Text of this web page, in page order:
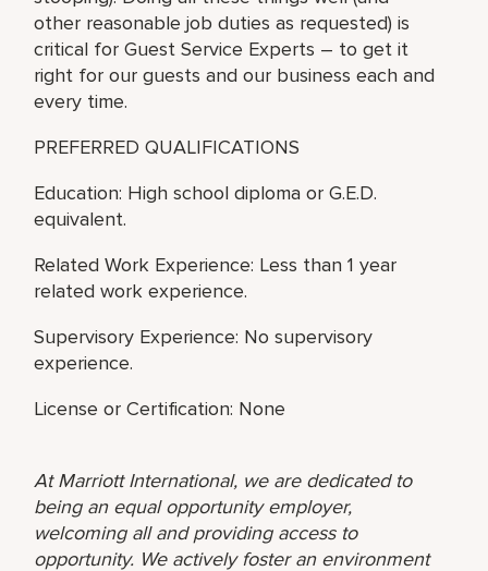
other reasonable job duties as requested) is
critical for Guest Service Experts – to get it
right for our guests and our business each and
every time.
PREFERRED QUALIFICATIONS
Education: High school diploma or G.E.D.
equivalent.
Related Work Experience: Less than 1 year
related work experience.
Supervisory Experience: No supervisory
experience.
License or Certification: None
At Marriott International, we are dedicated to
being an equal opportunity employer,
welcoming all and providing access to
opportunity. We actively foster an environment